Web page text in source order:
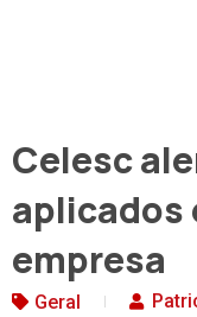
Celesc
aplicados
empresa
Geral